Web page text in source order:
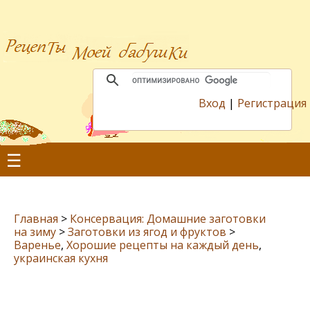
Вход | Регистрация
☰
Главная > Консервация: Домашние заготовки
на зиму >Заготовки из ягод и фруктов >
Варенье, Хорошие рецепты на каждый день,
украинская кухня